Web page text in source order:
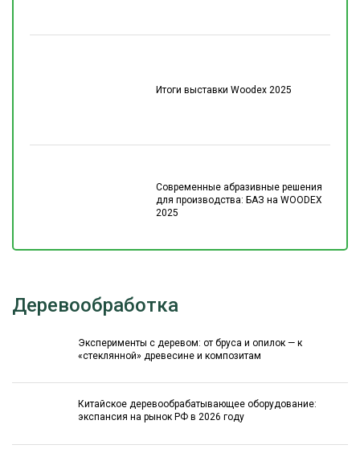
Итоги выставки Woodex 2025
Современные абразивные решения
для производства: БАЗ на WOODEX
2025
Деревообработка
Эксперименты с деревом: от бруса и опилок — к
«стеклянной» древесине и композитам
Китайское деревообрабатывающее оборудование:
экспансия на рынок РФ в 2026 году